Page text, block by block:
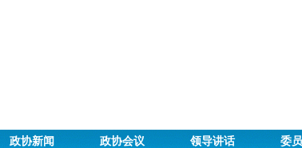
政协新闻 政协会议 领导讲话 委